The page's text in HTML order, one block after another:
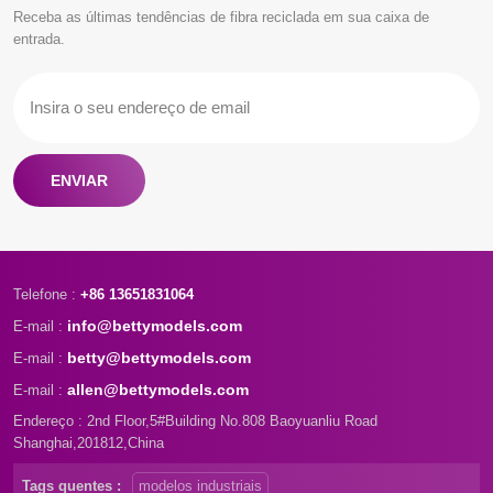
futuro, ecoando o tema da
Expo “Cidade Melhor, Vida
mesa e ferramentas
Receba as últimas tendências de fibra reciclada em sua caixa de
entrada.
ENVIAR
Telefone : +86 13651831064
E-mail : info@bettymodels.com
E-mail : betty@bettymodels.com
E-mail : allen@bettymodels.com
Endereço : 2nd Floor,5#Building No.808 Baoyuanliu Road
Shanghai,201812,China
Tags quentes : modelos industriais